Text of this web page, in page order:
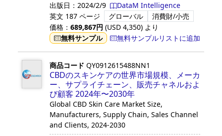
出版日： 2024/2/9
DataM Intelligence
英文 187 ページ グローバル
消費財/小売
価格： 689,867円 (USD 4,350) より
無料サンプル
無料サンプルリストに追加
商品コード QY0912615488NN1
CBDのスキンケアの世界市場規模、メーカ
ー、サプライチェーン、販売チャネルおよ
び顧客 2024年〜2030年
Global CBD Skin Care Market Size,
Manufacturers, Supply Chain, Sales Channel
and Clients, 2024-2030